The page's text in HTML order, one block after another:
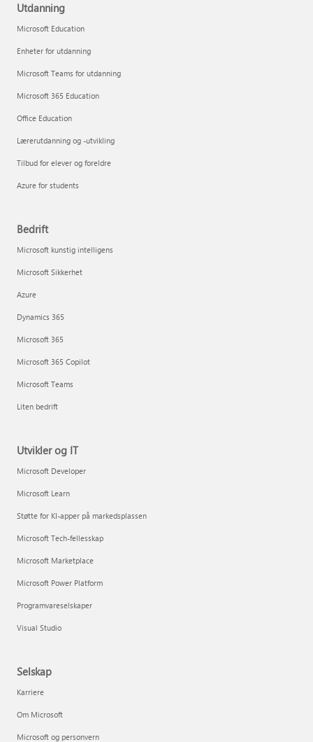
Utdanning
Microsoft Education
Enheter for utdanning
Microsoft Teams for utdanning
Microsoft 365 Education
Office Education
Lærerutdanning og -utvikling
Tilbud for elever og foreldre
Azure for students
Bedrift
Microsoft kunstig intelligens
Microsoft Sikkerhet
Azure
Dynamics 365
Microsoft 365
Microsoft 365 Copilot
Microsoft Teams
Liten bedrift
Utvikler og IT
Microsoft Developer
Microsoft Learn
Støtte for KI-apper på markedsplassen
Microsoft Tech-fellesskap
Microsoft Marketplace
Microsoft Power Platform
Programvareselskaper
Visual Studio
Selskap
Karriere
Om Microsoft
Microsoft og personvern